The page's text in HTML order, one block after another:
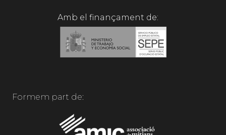
Amb el finançament de:
Formem part de: